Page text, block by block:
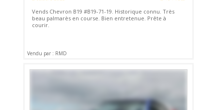
Vends Chevron B19 #B19-71-19. Historique connu. Très
beau palmarès en course. Bien entretenue. Prête à
courir.
Vendu par : RMD